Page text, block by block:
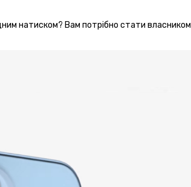
натиском? Вам потрібно стати